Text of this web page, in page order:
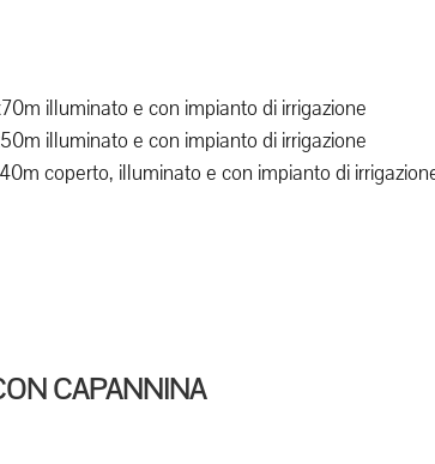
illuminato e con impianto di irrigazione
illuminato e con impianto di irrigazione
coperto, illuminato e con impianto di
CAPANNINA